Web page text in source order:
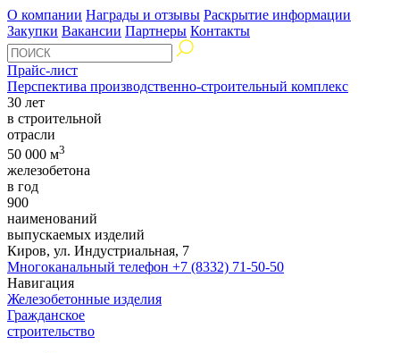
О компании Награды и отзывы Раскрытие информации
Закупки Вакансии Партнеры Контакты
Прайс-лист
Перспектива производственно-строительный комплекс
30 лет
в строительной
отрасли
50 000 м3
железобетона
в год
900
наименований
выпускаемых изделий
Киров, ул. Индустриальная, 7
Многоканальный телефон +7 (8332) 71-50-50
Навигация
Железобетонные изделия
Гражданское
строительство